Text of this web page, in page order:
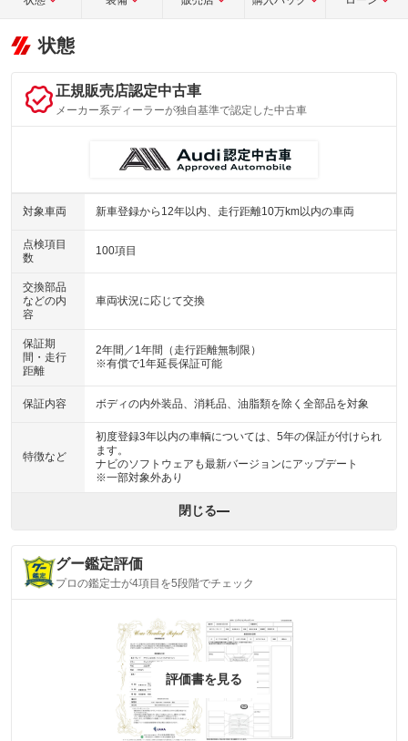
状態
正規販売店認定中古車
メーカー系ディーラーが独自基準で認定した中古車
対象車両 新車登録から12年以内、走行距離10万km以内の車両
点検項目
数
100項目
交換部品
などの内
容
車両状況に応じて交換
保証期
間・走行
距離
2年間／1年間（走行距離無制限）
※有償で1年延長保証可能
保証内容 ボディの内外装品、消耗品、油脂類を除く全部品を対象
特徴など
初度登録3年以内の車輌については、5年の保証が付けられ
ます。
ナビのソフトウェアも最新バージョンにアップデート
※一部対象外あり
閉じる
グー鑑定評価
プロの鑑定士が4項目を5段階でチェック
評価書を見る